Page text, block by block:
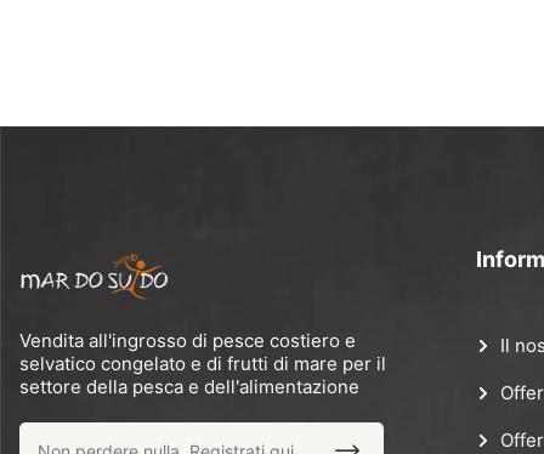
Vendita all'ingrosso di pesce costiero e
selvatico congelato e di frutti di mare per il
settore della pesca e dell'alimentazione
Il